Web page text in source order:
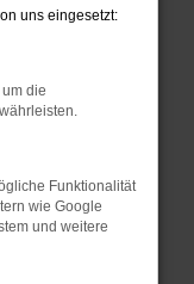
in einem
uns eingesetzt:
die
Funktionalität
wie Google
und weitere